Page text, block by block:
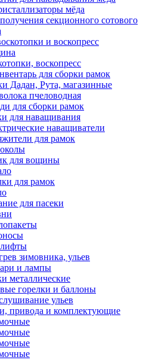
мёда
секционного сотового
и воскопресс
воскопресс
для сборки рамок
Дадан, Рута, магазинные
пчеловодная
для сборки рамок
для наващивания
наващиватели
для рамок
для вощины
для рамок
для пасеки
зимовника, ульев
и лампы
металлические
горелки и баллоны
ульев
привода и комплектующие